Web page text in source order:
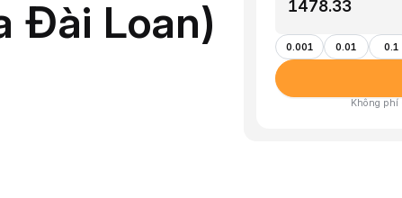
Đài Loan)
0.001 0.01 0.1
Không phí